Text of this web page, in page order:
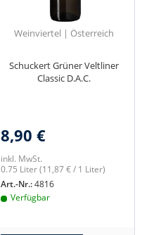
Weinviertel | Österreich
Schuckert Grüner Veltliner
Classic D.A.C.
8,90 €
inkl. MwSt.
0.75 Liter(11,87 € / 1 Liter)
Art.-Nr.:4816
Verfügbar